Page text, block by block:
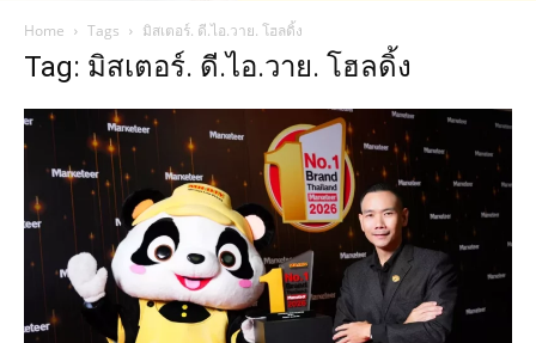
Home Tags มิสเตอร์. ดี.ไอ.วาย. โฮลดิ้ง
Tag: มิสเตอร์. ดี.ไอ.วาย. โฮลดิ้ง